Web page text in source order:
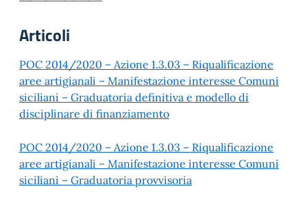
Articoli
POC 2014/2020 – Azione 1.3.03 – Riqualificazione
aree artigianali – Manifestazione interesse Comuni
siciliani – Graduatoria definitiva e modello di
disciplinare di finanziamento
POC 2014/2020 – Azione 1.3.03 – Riqualificazione
aree artigianali – Manifestazione interesse Comuni
siciliani – Graduatoria provvisoria